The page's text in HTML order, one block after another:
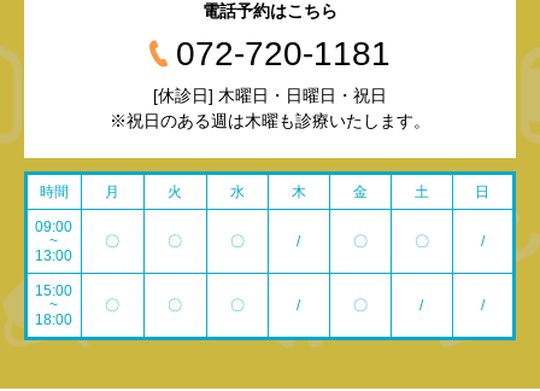
電話予約はこちら
072-720-1181
[休診日] 木曜日・日曜日・祝日
※祝日のある週は木曜も診療いたします。
時間 月 火 水 木 金 土 日
09:00
~
13:00
〇 〇 〇 / 〇 〇 /
15:00
~
18:00
〇 〇 〇 / 〇 / /